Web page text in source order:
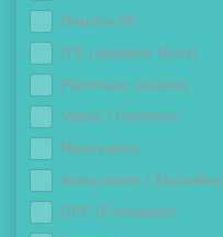
Douche 0€
ITE (Isolation Murs)
Panneaux solaires
Volets / Fenêtres
Rénovation
Assurances / Mutuelles
CPF (Formation)